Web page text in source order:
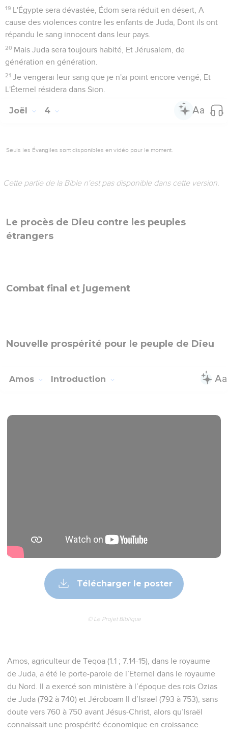
19 L'Égypte sera dévastée, Édom sera réduit en désert, A
cause des violences contre les enfants de Juda, Dont ils ont
répandu le sang innocent dans leur pays.
20 Mais Juda sera toujours habité, Et Jérusalem, de
génération en génération.
21 Je vengerai leur sang que je n'ai point encore vengé, Et
L'Éternel résidera dans Sion.
Joël 4
Seuls les Évangiles sont disponibles en vidéo pour le moment.
Cette partie de la Bible n'est pas disponible dans cette version.
Le procès de Dieu contre les peuples
étrangers
Combat final et jugement
Nouvelle prospérité pour le peuple de Dieu
Amos Introduction
Télécharger le poster
© Le Projet Biblique
Amos, agriculteur de Teqoa (1.1 ; 7.14-15), dans le royaume
de Juda, a été le porte-parole de l’Eternel dans le royaume
du Nord. Il a exercé son ministère à l’époque des rois Ozias
de Juda (792 à 740) et Jéroboam II d’Israël (793 à 753), sans
doute vers 760 à 750 avant Jésus-Christ, alors qu’Israël
connaissait une prospérité économique en croissance.